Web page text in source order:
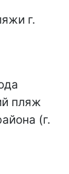
г.
пляж
(г.